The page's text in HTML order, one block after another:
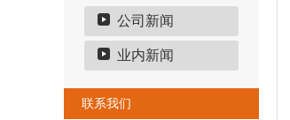
公司新闻
业内新闻
联系我们